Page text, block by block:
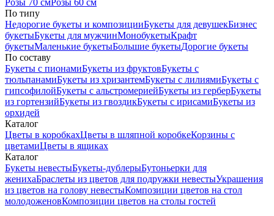
Розы 70 смРозы 60 см
По типу
Недорогие букеты и композицииБукеты для девушекБизнес
букетыБукеты для мужчинМонобукетыКрафт
букетыМаленькие букетыБольшие букетыДорогие букеты
По составу
Букеты с пионамиБукеты из фруктовБукеты с
тюльпанамиБукеты из хризантемБукеты с лилиямиБукеты с
гипсофилойБукеты с альстромериейБукеты из герберБукеты
из гортензийБукеты из гвоздикБукеты с ирисамиБукеты из
орхидей
Каталог
Цветы в коробкахЦветы в шляпной коробкеКорзины с
цветамиЦветы в ящиках
Каталог
Букеты невестыБукеты-дублерыБутоньерки для
женихаБраслеты из цветов для подружки невестыУкрашения
из цветов на голову невестыКомпозиции цветов на стол
молодоженовКомпозиции цветов на столы гостей